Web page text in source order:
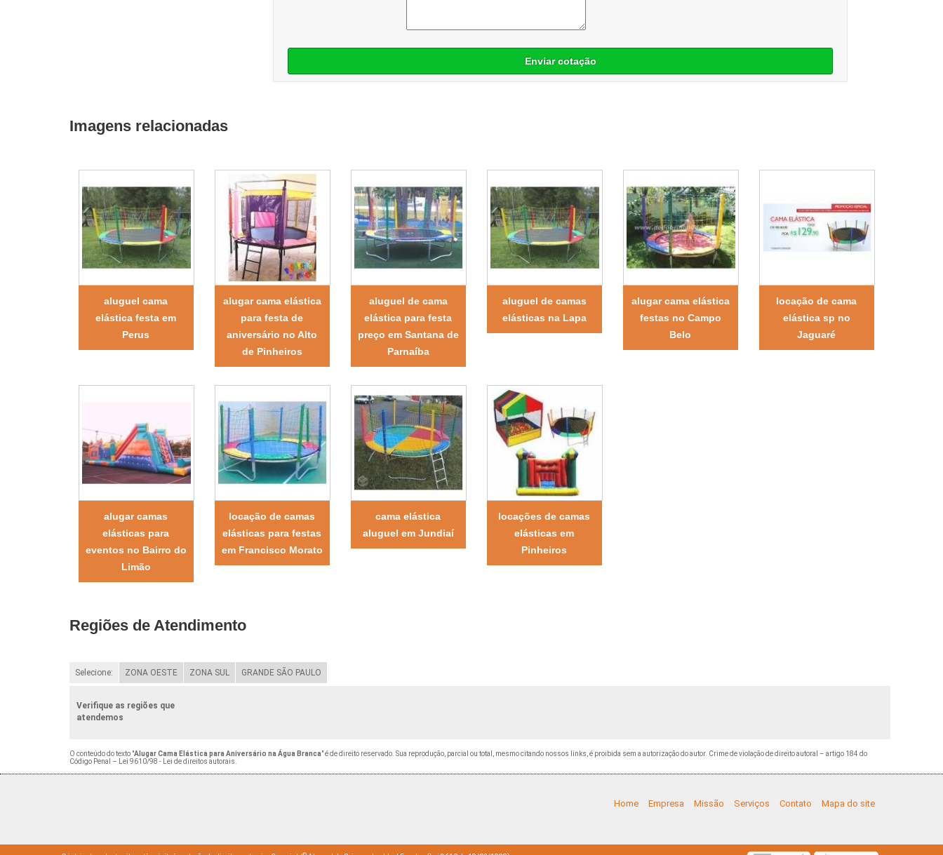
Enviar cotação
Imagens relacionadas
aluguel cama
elástica festa em
Perus
alugar cama elástica
para festa de
aniversário no Alto
de Pinheiros
aluguel de cama
elástica para festa
preço em Santana de
Parnaíba
aluguel de camas
elásticas na Lapa
alugar cama elástica
festas no Campo
Belo
locação de cama
elástica sp no
Jaguaré
alugar camas
elásticas para
eventos no Bairro do
Limão
locação de camas
elásticas para festas
em Francisco Morato
cama elástica
aluguel em Jundiaí
locações de camas
elásticas em
Pinheiros
Regiões de Atendimento
Selecione: ZONA OESTE ZONA SUL GRANDE SÃO PAULO
Verifique as regiões que
atendemos
O conteúdo do texto "Alugar Cama Elástica para Aniversário na Água Branca" é de direito reservado. Sua reprodução, parcial ou total, mesmo citando nossos links, é proibida sem a autorização do autor. Crime de violação de direito autoral – artigo 184 do
Código Penal –
Lei 9610/98 - Lei de direitos autorais
Home Empresa Missão Serviços Contato Mapa do site